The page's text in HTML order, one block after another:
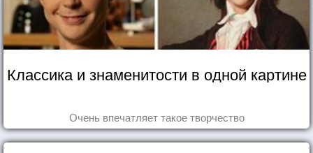
Классика и знаменитости в одной картине
Очень впечатляет такое творчество